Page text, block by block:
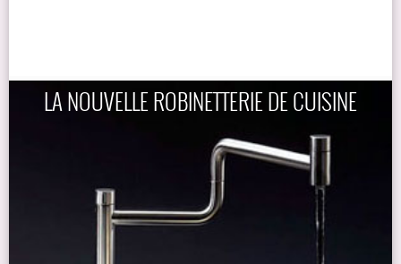
LA NOUVELLE ROBINETTERIE DE CUISINE